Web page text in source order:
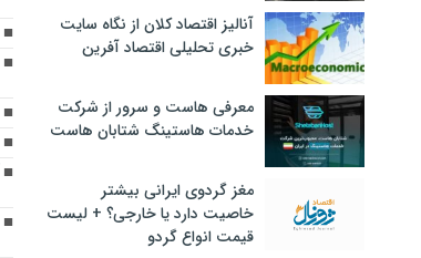
آنالیز اقتصاد کلان از نگاه سایت
خبری تحلیلی اقتصاد آفرین
معرفی هاست و سرور از شرکت
خدمات هاستینگ شتابان هاست
مغز گردوی ایرانی بیشتر
خاصیت دارد یا خارجی؟ + لیست
قیمت انواع گردو